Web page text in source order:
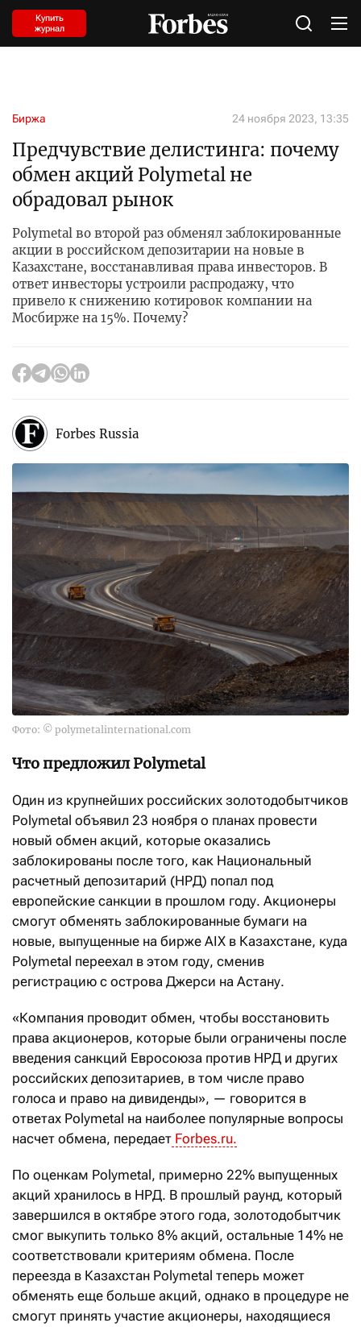
Купить
журнал
Биржа 24 ноября 2023, 13:35
Предчувствие делистинга: почему
обмен акций Polymetal не
обрадовал рынок
Polymetal во второй раз обменял заблокированные
акции в российском депозитарии на новые в
Казахстане, восстанавливая права инвесторов. В
ответ инвесторы устроили распродажу, что
привело к снижению котировок компании на
Мосбирже на 15%. Почему?
Forbes Russia
Фото: © polymetalinternational.com
Что предложил Polymetal
Один из крупнейших российских золотодобытчиков
Polymetal объявил 23 ноября о планах провести
новый обмен акций, которые оказались
заблокированы после того, как Национальный
расчетный депозитарий (НРД) попал под
европейские санкции в прошлом году. Акционеры
смогут обменять заблокированные бумаги на
новые, выпущенные на бирже AIX в Казахстане, куда
Polymetal переехал в этом году, сменив
регистрацию с острова Джерси на Астану.
«Компания проводит обмен, чтобы восстановить
права акционеров, которые были ограничены после
введения санкций Евросоюза против НРД и других
российских депозитариев, в том числе право
голоса и право на дивиденды», — говорится в
ответах Polymetal на наиболее популярные вопросы
насчет обмена, передает Forbes.ru.
По оценкам Polymetal, примерно 22% выпущенных
акций хранилось в НРД. В прошлый раунд, который
завершился в октябре этого года, золотодобытчик
смог выкупить только 8% акций, остальные 14% не
соответствовали критериям обмена. После
переезда в Казахстан Polymetal теперь может
обменять еще больше акций, однако в процедуре не
смогут принять участие акционеры, находящиеся